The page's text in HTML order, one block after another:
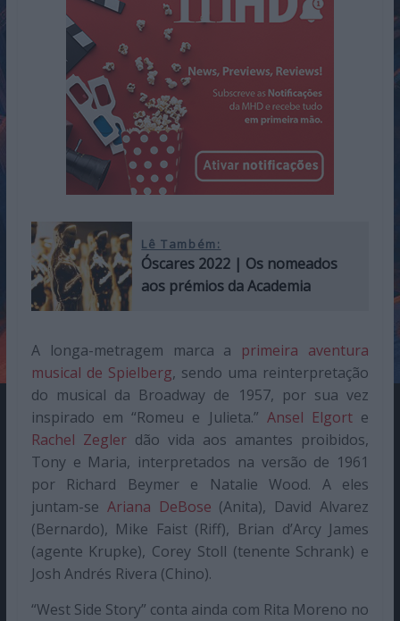
Lê Também:
Óscares 2022 | Os nomeados
aos prémios da Academia
A longa-metragem marca a primeira aventura
musical de Spielberg, sendo uma reinterpretação
do musical da Broadway de 1957, por sua vez
inspirado em “Romeu e Julieta.” Ansel Elgort e
Rachel Zeglerdão vida aos amantes proibidos,
Tony e Maria, interpretados na versão de 1961
por Richard Beymer e Natalie Wood. A eles
juntam-se Ariana DeBose (Anita), David Alvarez
(Bernardo), Mike Faist (Riff), Brian d’Arcy James
(agente Krupke), Corey Stoll (tenente Schrank) e
Josh Andrés Rivera (Chino).
“West Side Story” conta ainda com Rita Moreno no